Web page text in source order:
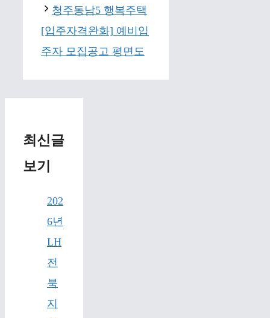
청주동남5 행복주택
[입주자격완화] 예비입
주자 모집공고 평면도
최신글
보기
202
6년
LH
전
북
지